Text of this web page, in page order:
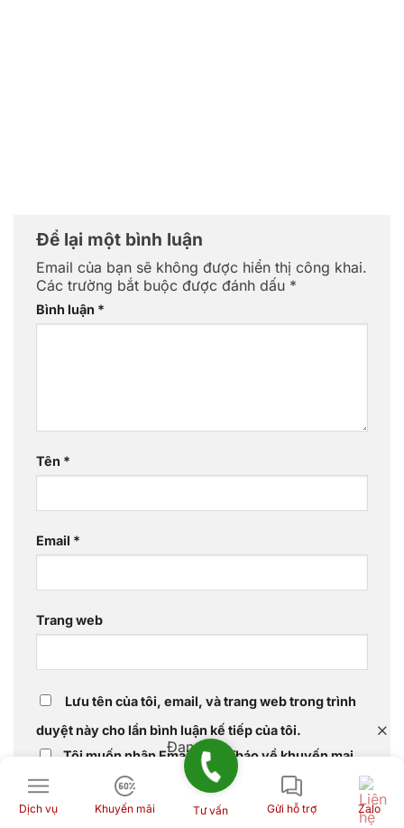
Để lại một bình luận
Email của bạn sẽ không được hiển thị công khai.
Các trường bắt buộc được đánh dấu *
Bình luận *
Tên *
Email *
Trang web
Lưu tên của tôi, email, và trang web trong trình
duyệt này cho lần bình luận kế tiếp của tôi.
Tôi muốn nhận Email thông báo về khuyến mại
Dịch vụ Khuyến mãi Tư vấn Gửi hỗ trợ Zalo
Đang tải...